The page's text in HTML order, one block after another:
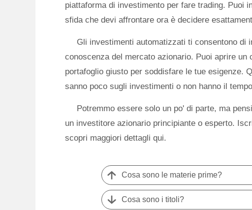
piattaforma di investimento per fare trading. Puoi
sfida che devi affrontare ora è decidere
Gli investimenti automatizzati ti consentono di
conoscenza del mercato azionario. Puoi aprire
portafoglio giusto per soddisfare le tue esigenze.
sanno poco sugli investimenti o non hanno il
Potremmo essere solo un po' di parte, ma
un investitore azionario principiante o esperto.
scopri maggiori dettagli qui.
Cosa sono le materie prime?
Cosa sono i titoli?